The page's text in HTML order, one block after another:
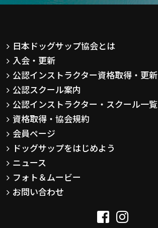
日本ドッグサップ協会とは
入会・更新
公認インストラクター資格取得・更新
公認スクール案内
公認インストラクター・スクール一覧
資格取得・協会規約
会員ページ
ドッグサップをはじめよう
ニュース
フォト＆ムービー
お問い合わせ